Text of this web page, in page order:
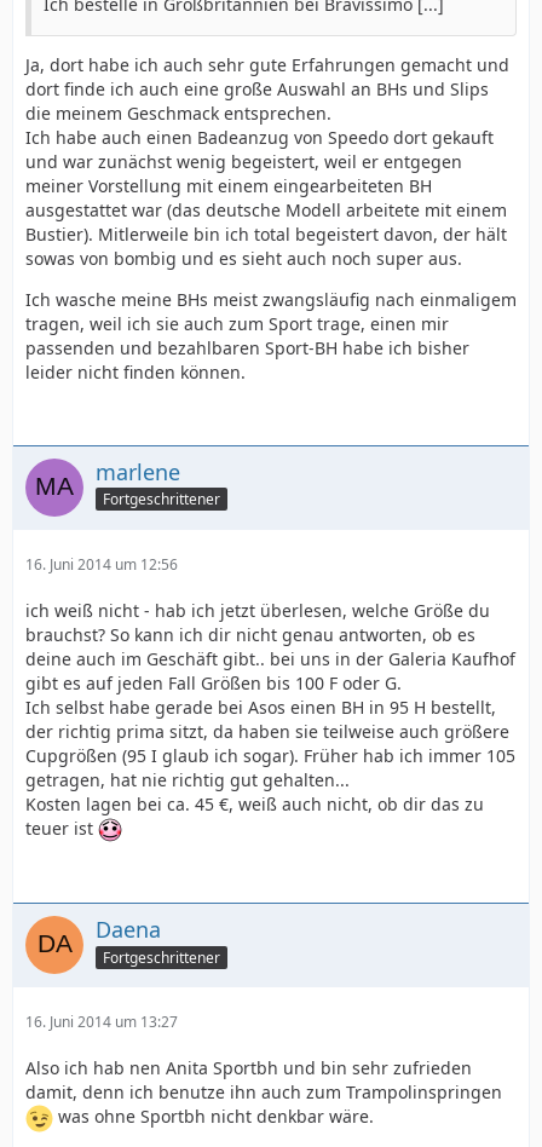
Ja, dort habe ich auch sehr gute Erfahrungen gemacht und
dort finde ich auch eine große Auswahl an BHs und Slips
die meinem Geschmack entsprechen.
Ich habe auch einen Badeanzug von Speedo dort gekauft
und war zunächst wenig begeistert, weil er entgegen
meiner Vorstellung mit einem eingearbeiteten BH
ausgestattet war (das deutsche Modell arbeitete mit einem
Bustier). Mitlerweile bin ich total begeistert davon, der hält
sowas von bombig und es sieht auch noch super aus.
Ich wasche meine BHs meist zwangsläufig nach einmaligem
tragen, weil ich sie auch zum Sport trage, einen mir
passenden und bezahlbaren Sport-BH habe ich bisher
leider nicht finden können.
marlene
Fortgeschrittener
16. Juni 2014 um 12:56
ich weiß nicht - hab ich jetzt überlesen, welche Größe du
brauchst? So kann ich dir nicht genau antworten, ob es
deine auch im Geschäft gibt.. bei uns in der Galeria Kaufhof
gibt es auf jeden Fall Größen bis 100 F oder G.
Ich selbst habe gerade bei Asos einen BH in 95 H bestellt,
der richtig prima sitzt, da haben sie teilweise auch größere
Cupgrößen (95 I glaub ich sogar). Früher hab ich immer 105
getragen, hat nie richtig gut gehalten...
Kosten lagen bei ca. 45 €, weiß auch nicht, ob dir das zu
teuer ist
Daena
Fortgeschrittener
16. Juni 2014 um 13:27
Also ich hab nen Anita Sportbh und bin sehr zufrieden
damit, denn ich benutze ihn auch zum Trampolinspringen
was ohne Sportbh nicht denkbar wäre.